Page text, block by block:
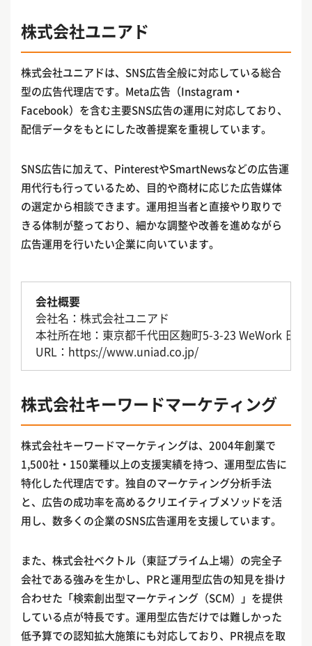
株式会社ユニアド
株式会社ユニアドは、SNS広告全般に対応している総合
型の広告代理店です。Meta広告（Instagram・
Facebook）を含む主要SNS広告の運用に対応しており、
配信データをもとにした改善提案を重視しています。
SNS広告に加えて、PinterestやSmartNewsなどの広告運
用代行も行っているため、目的や商材に応じた広告媒体
の選定から相談できます。運用担当者と直接やり取りで
きる体制が整っており、細かな調整や改善を進めながら
広告運用を行いたい企業に向いています。
会社概要
会社名：株式会社ユニアド
本社所在地：東京都千代田区麹町5-3-23 WeWork 日テ
URL：https://www.uniad.co.jp/
株式会社キーワードマーケティング
株式会社キーワードマーケティングは、2004年創業で
1,500社・150業種以上の支援実績を持つ、運用型広告に
特化した代理店です。独自のマーケティング分析手法
と、広告の成功率を高めるクリエイティブメソッドを活
用し、数多くの企業のSNS広告運用を支援しています。
また、株式会社ベクトル（東証プライム上場）の完全子
会社である強みを生かし、PRと運用型広告の知見を掛け
合わせた「検索創出型マーケティング（SCM）」を提供
している点が特長です。運用型広告だけでは難しかった
低予算での認知拡大施策にも対応しており、PR視点を取